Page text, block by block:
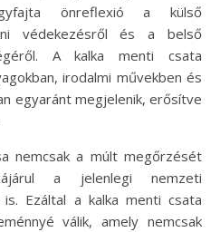
önreflexió a külső
védekezésről és a belső
A kalka menti csata
irodalmi művekben és
egyaránt megjelenik, erősítve
nemcsak a múlt megőrzését
a jelenlegi nemzeti
Ezáltal a kalka menti csata
válik, amely nemcsak